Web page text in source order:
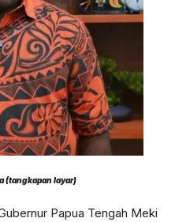
(tangkapan layar)
Papua Tengah Meki